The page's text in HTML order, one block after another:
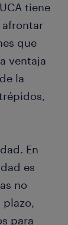
tiene
afrontar
que
ventaja
la
En
es
no
plazo,
para